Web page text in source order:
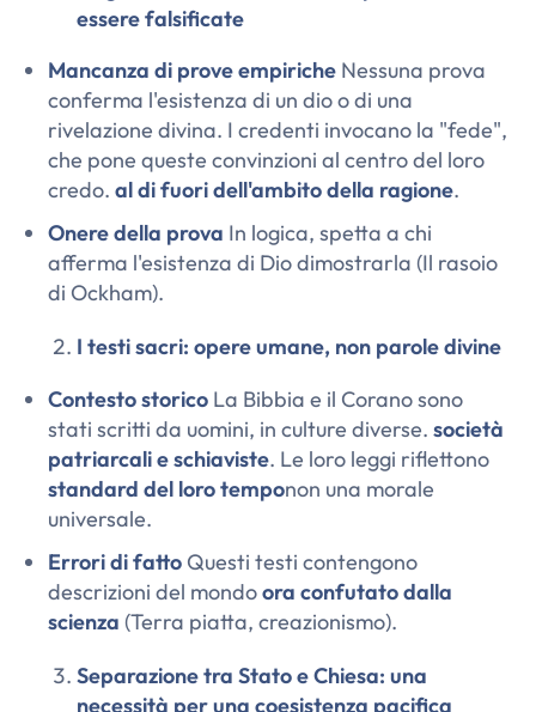
essere falsificate
Mancanza di prove empiriche Nessuna prova
conferma l'esistenza di un dio o di una
rivelazione divina. I credenti invocano la "fede",
che pone queste convinzioni al centro del loro
credo. al di fuori dell'ambito della ragione.
Onere della prova In logica, spetta a chi
afferma l'esistenza di Dio dimostrarla (Il rasoio
di Ockham).
I testi sacri: opere umane, non parole divine
Contesto storico La Bibbia e il Corano sono
stati scritti da uomini, in culture diverse. società
patriarcali e schiaviste. Le loro leggi riflettono
standard del loro temponon una morale
universale.
Errori di fatto Questi testi contengono
descrizioni del mondoora confutato dalla
scienza (Terra piatta, creazionismo).
Separazione tra Stato e Chiesa: una
necessità per una coesistenza pacifica